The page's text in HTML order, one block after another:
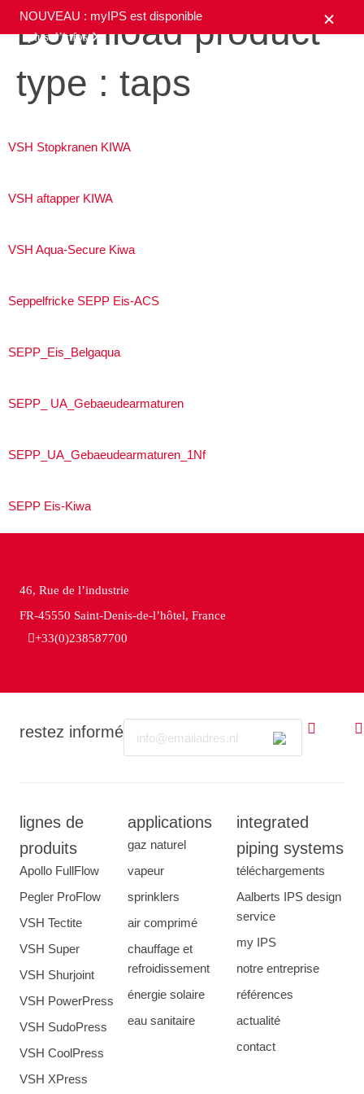
NOUVEAU : myIPS est disponible
plus d’infos
fermer
Download product
type : taps
VSH Stopkranen KIWA
VSH aftapper KIWA
VSH Aqua-Secure Kiwa
Seppelfricke SEPP Eis-ACS
SEPP_Eis_Belgaqua
SEPP_ UA_Gebaeudearmaturen
SEPP_UA_Gebaeudearmaturen_1Nf
SEPP Eis-Kiwa
restez informé
lignes de
produits
Apollo FullFlow
Pegler ProFlow
VSH Tectite
VSH Super
VSH Shurjoint
VSH PowerPress
VSH SudoPress
VSH CoolPress
VSH XPress
applications
gaz naturel
vapeur
sprinklers
air comprimé
chauffage et
refroidissement
énergie solaire
eau sanitaire
integrated
piping systems
téléchargements
Aalberts IPS design
service
my IPS
notre entreprise
références
actualité
contact
46, Rue de l’industrie
FR-45550 Saint-Denis-de-l’hôtel, France
+33(0)238587700